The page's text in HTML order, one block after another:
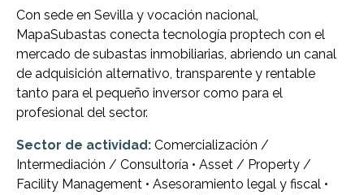
Con sede en Sevilla y vocación nacional,
MapaSubastas conecta tecnología proptech con el
mercado de subastas inmobiliarias, abriendo un canal
de adquisición alternativo, transparente y rentable
tanto para el pequeño inversor como para el
profesional del sector.
Sector de actividad: Comercialización /
Intermediación / Consultoría • Asset / Property /
Facility Management • Asesoramiento legal y fiscal •